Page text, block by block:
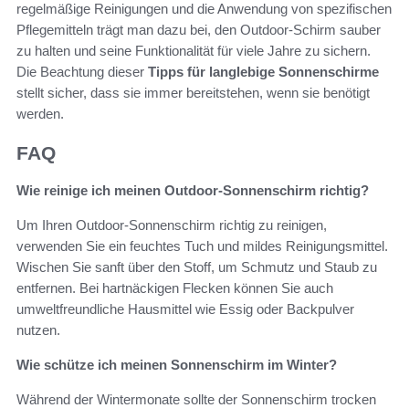
regelmäßige Reinigungen und die Anwendung von spezifischen
Pflegemitteln trägt man dazu bei, den Outdoor-Schirm sauber
zu halten und seine Funktionalität für viele Jahre zu sichern.
Die Beachtung dieser Tipps für langlebige Sonnenschirme
stellt sicher, dass sie immer bereitstehen, wenn sie benötigt
werden.
FAQ
Wie reinige ich meinen Outdoor-Sonnenschirm richtig?
Um Ihren Outdoor-Sonnenschirm richtig zu reinigen,
verwenden Sie ein feuchtes Tuch und mildes Reinigungsmittel.
Wischen Sie sanft über den Stoff, um Schmutz und Staub zu
entfernen. Bei hartnäckigen Flecken können Sie auch
umweltfreundliche Hausmittel wie Essig oder Backpulver
nutzen.
Wie schütze ich meinen Sonnenschirm im Winter?
Während der Wintermonate sollte der Sonnenschirm trocken